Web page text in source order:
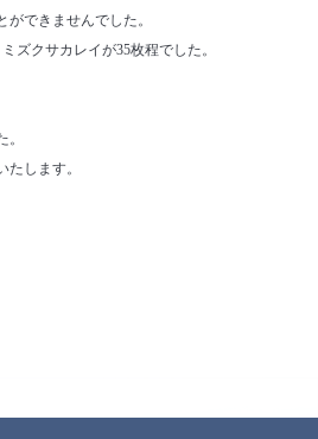
できませんでした。
ズクサカレイが35枚程でした。
たします。